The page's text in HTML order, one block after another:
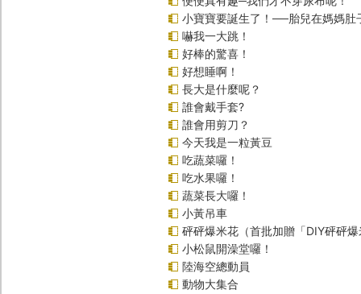
小寶寶要誕生了！──胎兒在媽媽肚
嚇我一大跳！
好棒的驚喜！
好想睡啊！
長大是什麼呢？
誰會戴手套?
誰會用剪刀？
今天我是一粒黃豆
吃蔬菜囉！
吃水果囉！
蔬菜長大囉！
小黃吊車
砰砰爆米花（首批加贈「DIY砰砰
小松鼠開澡堂囉！
陸海空總動員
動物大集合